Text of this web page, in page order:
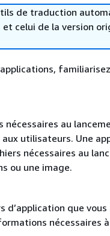
de traduction
celui de la version
au
utilisateurs. Une
nécessaires au
ou une image.
que vous
nécessaires